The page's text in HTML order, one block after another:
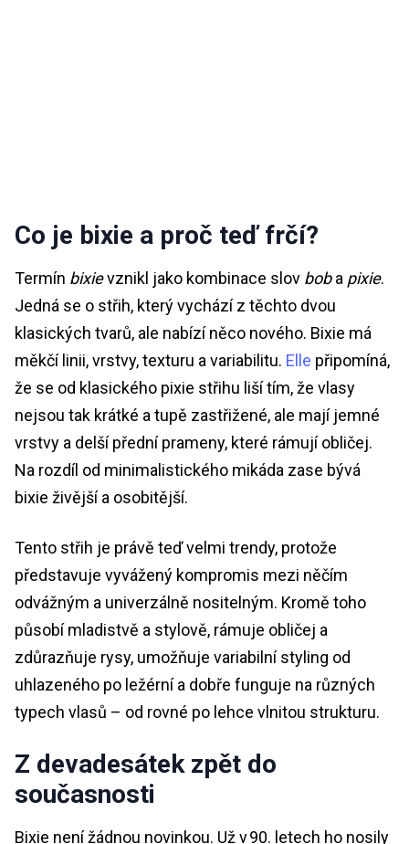
Co je bixie a proč teď frčí?
Termín bixievznikl jako kombinace slov boba pixie.
Jedná se o střih, který vychází z těchto dvou
klasických tvarů, ale nabízí něco nového. Bixie má
měkčí linii, vrstvy, texturu a variabilitu. Elle připomíná,
že se od klasického pixie střihu liší tím, že vlasy
nejsou tak krátké a tupě zastřižené, ale mají jemné
vrstvy a delší přední prameny, které rámují obličej.
Na rozdíl od minimalistického mikáda zase bývá
bixie živější a osobitější.
Tento střih je právě teď velmi trendy, protože
představuje vyvážený kompromis mezi něčím
odvážným a univerzálně nositelným. Kromě toho
působí mladistvě a stylově, rámuje obličej a
zdůrazňuje rysy, umožňuje variabilní styling od
uhlazeného po ležérní a dobře funguje na různých
typech vlasů – od rovné po lehce vlnitou strukturu.
Z devadesátek zpět do
současnosti
Bixie není žádnou novinkou. Už v 90. letech ho nosily